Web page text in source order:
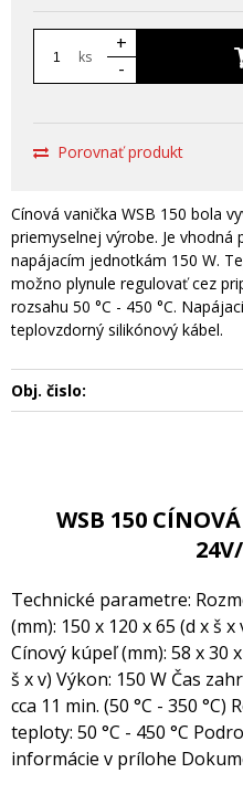
ks
+
-
Porovnať produkt
Cínová vanička WSB 150 bola
priemyselnej výrobe. Je vhodná
napájacím jednotkám 150 W.
možno plynule regulovať cez
rozsahu 50 °C - 450 °C.
teplovzdorný silikónový kábel.
Obj. čislo:
WSB 150
Technické parametre:
(mm): 150 x 120 x 65 (d x š x
Cínový kúpeľ (mm): 58 x 30
š x v) Výkon: 150 W Čas
cca 11 min. (50 °C - 350 °C)
teploty: 50 °C - 450 °C
informácie v prílohe